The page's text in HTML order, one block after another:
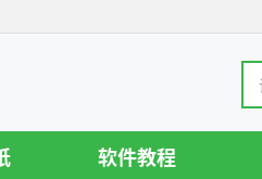
软件教程